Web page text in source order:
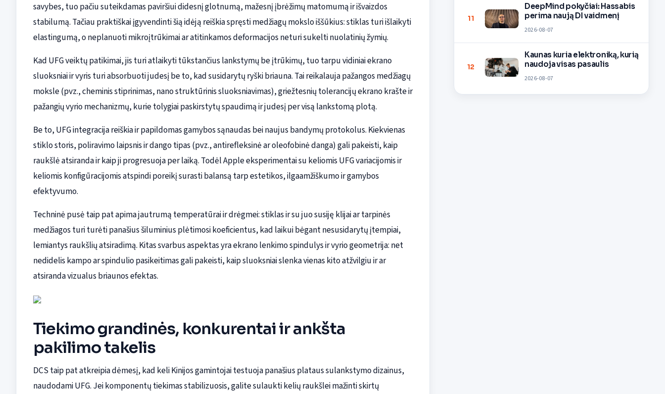
savybes, tuo pačiu suteikdamas paviršiui didesnį glotnumą, mažesnį įbrėžimų matomumą ir išvaizdos
stabilumą. Tačiau praktiškai įgyvendinti šią idėją reiškia spręsti medžiagų mokslo iššūkius: stiklas turi išlaikyti
elastingumą, o neplanuoti mikroįtrūkimai ar atitinkamos deformacijos neturi sukelti nuolatinių žymių.
Kad UFG veiktų patikimai, jis turi atlaikyti tūkstančius lankstymų be įtrūkimų, tuo tarpu vidiniai ekrano
sluoksniai ir vyris turi absorbuoti judesį be to, kad susidarytų ryški briauna. Tai reikalauja pažangos medžiagų
moksle (pvz., cheminis stiprinimas, nano struktūrinis sluoksniavimas), griežtesnių tolerancijų ekrano krašte ir
pažangių vyrio mechanizmų, kurie tolygiai paskirstytų spaudimą ir judesį per visą lankstomą plotą.
Be to, UFG integracija reiškia ir papildomas gamybos sąnaudas bei naujus bandymų protokolus. Kiekvienas
stiklo storis, poliravimo laipsnis ir dango tipas (pvz., antirefleksinė ar oleofobinė danga) gali pakeisti, kaip
raukšlė atsiranda ir kaip ji progresuoja per laiką. Todėl Apple eksperimentai su keliomis UFG variacijomis ir
keliomis konfigūracijomis atspindi poreikį surasti balansą tarp estetikos, ilgaamžiškumo ir gamybos
efektyvumo.
Techninė pusė taip pat apima jautrumą temperatūrai ir drėgmei: stiklas ir su juo susiję klijai ar tarpinės
medžiagos turi turėti panašius šiluminius plėtimosi koeficientus, kad laikui bėgant nesusidarytų įtempiai,
lemiantys raukšlių atsiradimą. Kitas svarbus aspektas yra ekrano lenkimo spindulys ir vyrio geometrija: net
nedidelis kampo ar spindulio pasikeitimas gali pakeisti, kaip sluoksniai slenka vienas kito atžvilgiu ir ar
atsiranda vizualus briaunos efektas.
Tiekimo grandinės, konkurentai ir ankšta
pakilimo takelis
DCS taip pat atkreipia dėmesį, kad keli Kinijos gamintojai testuoja panašius plataus sulankstymo dizainus,
naudodami UFG. Jei komponentų tiekimas stabilizuosis, galite sulaukti kelių raukšlei mažinti skirtų
11
DeepMind pokyčiai: Hassabis
perima naują DI vaidmenį
2026-08-07
12
Kaunas kuria elektroniką, kurią
naudoja visas pasaulis
2026-08-07